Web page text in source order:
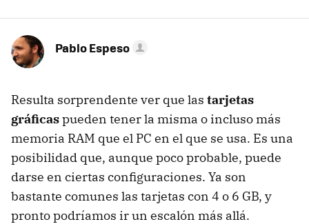
Pablo Espeso
Resulta sorprendente ver que las tarjetas
gráficaspueden tener la misma o incluso más
memoria RAM que el PC en el que se usa. Es una
posibilidad que, aunque poco probable, puede
darse en ciertas configuraciones. Ya son
bastante comunes las tarjetas con 4 o 6 GB, y
pronto podríamos ir un escalón más allá.